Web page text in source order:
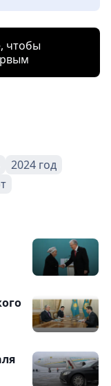
чтобы
2024 год